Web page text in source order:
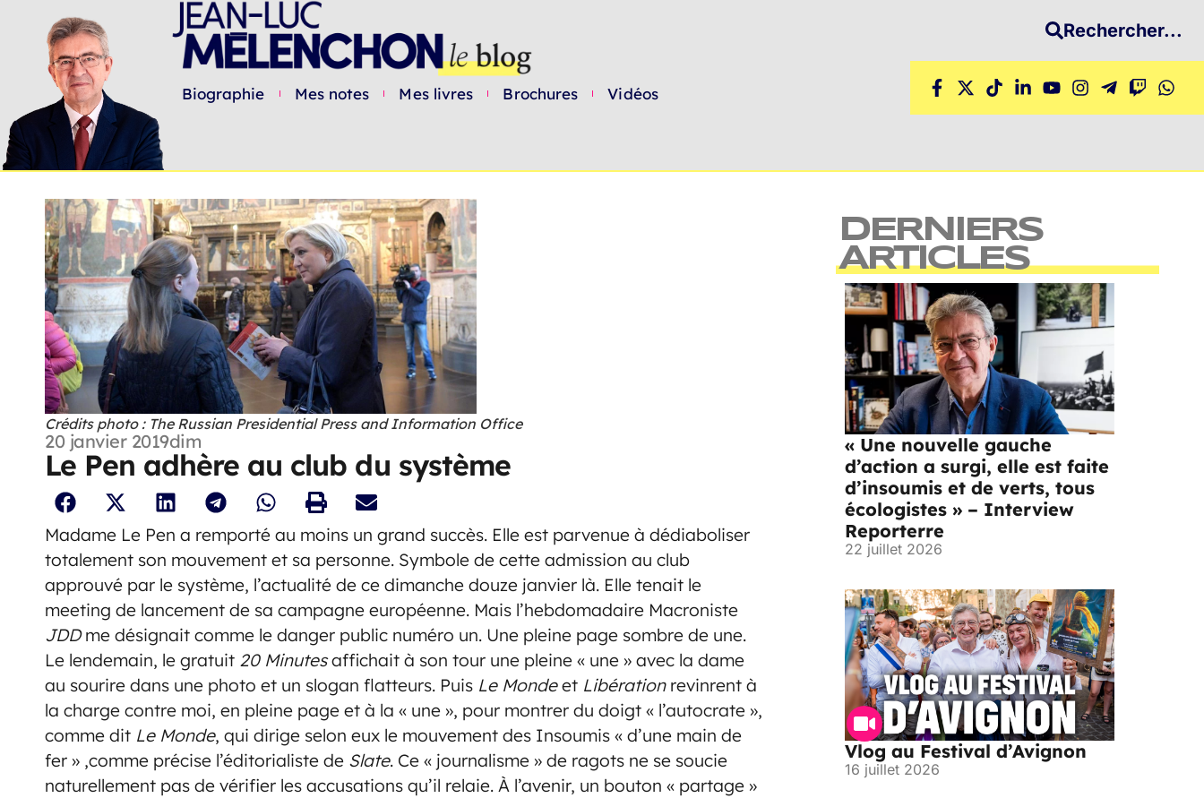
Biographie Mes notes Mes livres Brochures Vidéos
Rechercher...
Crédits photo : The Russian Presidential Press and Information Office
20 janvier 2019dim
Le Pen adhère au club du système
Madame Le Pen a remporté au moins un grand succès. Elle est parvenue à dédiaboliser
totalement son mouvement et sa personne. Symbole de cette admission au club
approuvé par le système, l’actualité de ce dimanche douze janvier là. Elle tenait le
meeting de lancement de sa campagne européenne. Mais l’hebdomadaire Macroniste
JDDme désignait comme le danger public numéro un. Une pleine page sombre de une.
Le lendemain, le gratuit 20 Minutesaffichait à son tour une pleine « une » avec la dame
au sourire dans une photo et un slogan flatteurs. Puis Le Mondeet Libérationrevinrent à
la charge contre moi, en pleine page et à la « une », pour montrer du doigt « l’autocrate »,
comme dit Le Monde, qui dirige selon eux le mouvement des Insoumis « d’une main de
fer » ,comme précise l’éditorialiste de Slate. Ce « journalisme » de ragots ne se soucie
naturellement pas de vérifier les accusations qu’il relaie. À l’avenir, un bouton « partage »
DERNIERS
ARTICLES
« Une nouvelle gauche
d’action a surgi, elle est faite
d’insoumis et de verts, tous
écologistes » – Interview
Reporterre
22 juillet 2026
Vlog au Festival d’Avignon
16 juillet 2026